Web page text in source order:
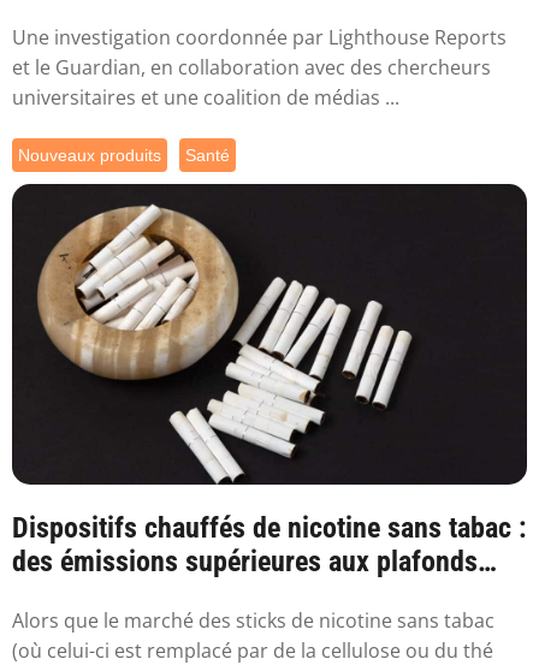
Une investigation coordonnée par Lighthouse Reports
et le Guardian, en collaboration avec des chercheurs
universitaires et une coalition de médias ...
Nouveaux produits Santé
Dispositifs chauffés de nicotine sans tabac :
des émissions supérieures aux plafonds
Alors que le marché des sticks de nicotine sans tabac
(où celui-ci est remplacé par de la cellulose ou du thé